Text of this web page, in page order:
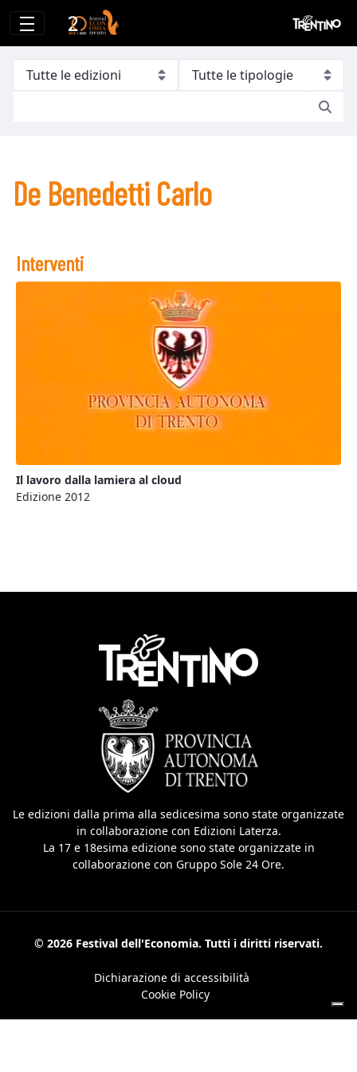
De Benedetti Carlo
De Benedetti Carlo
Interventi
Il lavoro dalla lamiera al cloud
Edizione 2012
Le edizioni dalla prima alla sedicesima sono state organizzate
in collaborazione con Edizioni Laterza.
La 17 e 18esima edizione sono state organizzate in
collaborazione con Gruppo Sole 24 Ore.
© 2026 Festival dell'Economia. Tutti i diritti riservati.
Dichiarazione di accessibilità
Cookie Policy